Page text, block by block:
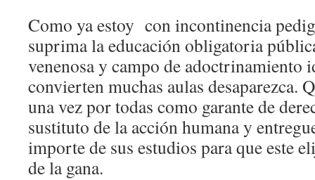
Como ya estoy con incontinencia
suprima la educación obligatoria
venenosa y campo de adoctrinamiento
convierten muchas aulas desaparezca.
una vez por todas como garante de
sustituto de la acción humana y
importe de sus estudios para que este
de la gana.